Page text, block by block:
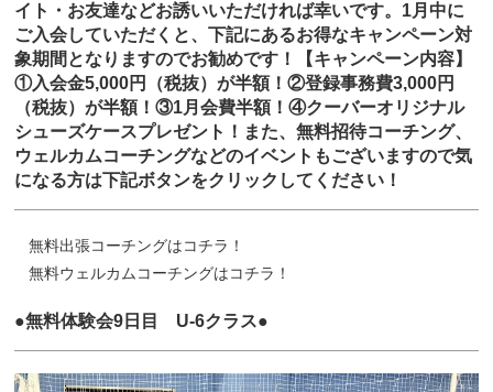
イト・お友達などお誘いいただければ幸いです。1月中に
ご入会していただくと、下記にあるお得なキャンペーン対
象期間となりますのでお勧めです！【キャンペーン内容】
①入会金5,000円（税抜）が半額！②登録事務費3,000円
（税抜）が半額！③1月会費半額！④クーバーオリジナル
シューズケースプレゼント！また、無料招待コーチング、
ウェルカムコーチングなどのイベントもございますので気
になる方は下記ボタンをクリックしてください！
無料出張コーチングはコチラ！
無料ウェルカムコーチングはコチラ！
●無料体験会9日目 U-6クラス●